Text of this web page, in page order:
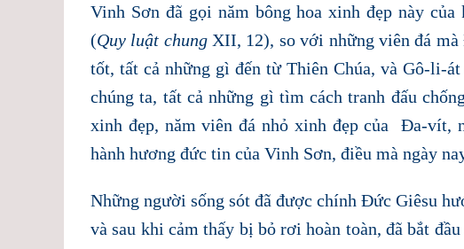
Vinh Sơn đã gọi năm bông hoa xinh đẹp này
(Quy luật chungXII, 12), so với những viên đá
tốt, tất cả những gì đến từ Thiên Chúa, và Gô-li-
chúng ta, tất cả những gì tìm cách tranh đấu
xinh đẹp, năm viên đá nhỏ xinh đẹp của Đa-vít,
hành hương đức tin của Vinh Sơn, điều mà ngày
Những người sống sót đã được chính Đức Giêsu
và sau khi cảm thấy bị bỏ rơi hoàn toàn, đã bắt